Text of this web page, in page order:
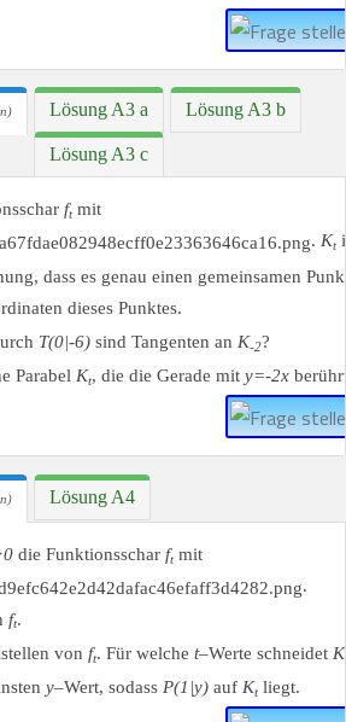
Lösung A3 a Lösung A3 b
Lösung A3 c
ft mit
. Kt
dass es genau einen gemeinsamen
dieses Punktes.
T(0|-6) sind Tangenten an K-2?
Parabel Kt, die die Gerade mit y=-2x
Lösung A4
die Funktionsschar ft mit
.
ft.
von ft. Für welche t–Werte schneidet K
y–Wert, sodass P(1|y) auf Kt liegt.